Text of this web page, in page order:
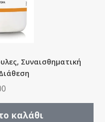
Συναισθηματική
καλάθι